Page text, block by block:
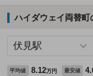
ハイダウェイ両替町
平均値 8.12万円 最安値